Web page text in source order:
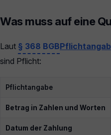
Was muss auf eine
Laut § 368 BGB
sind Pflicht:
Pflichtangabe
Betrag in Zahlen und Worten
Datum der Zahlung